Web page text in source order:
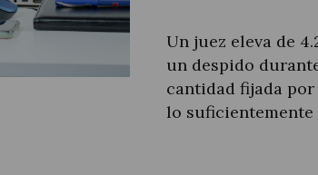
Actualidad jurídica
Un juez eleva de
un despido
cantidad fijada
lo suficientemente